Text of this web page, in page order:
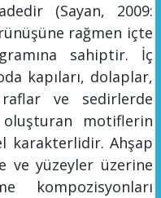
(Sayan, 2009:
e rağmen içte
sahiptir. İç
kapıları, dolaplar,
ve sedirlerde
motiflerin
karakterlidir. Ahşap
ve yüzeyler üzerine
kompozisyonları